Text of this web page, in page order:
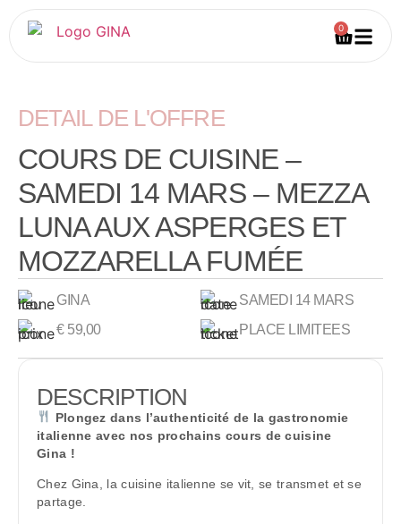
0
DETAIL DE L'OFFRE
COURS DE CUISINE –
SAMEDI 14 MARS – MEZZA
LUNA AUX ASPERGES ET
MOZZARELLA FUMÉE
GINA
€59,00
SAMEDI 14 MARS
PLACE LIMITEES
DESCRIPTION
Plongez dans l’authenticité de la gastronomie
italienne avec nos prochains cours de cuisine
Gina !
Chez Gina, la cuisine italienne se vit, se transmet et se
partage.